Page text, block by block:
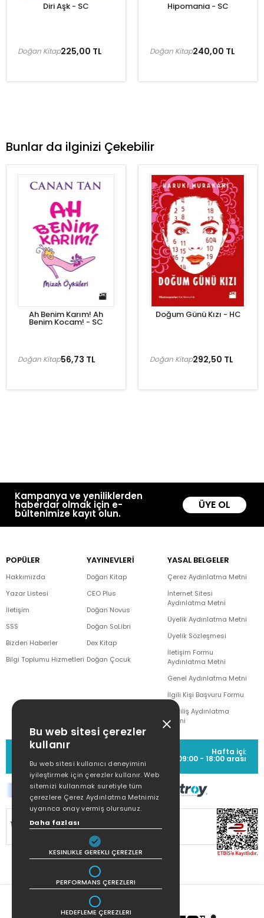
Diri Aşk - SC
225,00 TL
Doğan Kitap
Hipomania - SC
240,00 TL
Doğan Kitap
Bunlar da ilginizi Çekebilir
Ah Benim Karım! Ah
Benim Kocam! - SC
56,73 TL
Doğan Kitap
Doğum Günü Kızı - HC
292,50 TL
Doğan Kitap
Kampanya ve yeniliklerden
haberdar olmak için e-
bültenimize kayıt olun.
ÜYE OL
POPÜLER
Hakkımızda
Yazar Listesi
İletişim
SSS
Bizden Haberler
Bilgi Toplumu Hizmetleri
YAYINEVLERİ
Doğan Kitap
CEO Plus
Doğan Novus
Doğan SoLibri
Dex Kitap
Doğan Çocuk
YASAL BELGELER
Çerez Aydınlatma Metni
İnternet Sitesi
Aydınlatma Metni
Üyelik Aydınlatma Metni
Üyelik Sözleşmesi
İletişim Formu
Aydınlatma Metni
Genel Aydınlatma Metni
İlgili Kişi Başvuru Formu
Çekiliş Aydınlatma
Metni
MÜŞTERİ HİZMETLERİ
(0212) 373 77 00
Hafta içi:
09:00 - 18:00 arası
SİTEMİZ
KORUNMAKTADIR.
Bu web sitesi çerezler
kullanır
Bu web sitesi kullanıcı deneyimini
iyileştirmek için çerezler kullanır. Web
sitemizi kullanmak suretiyle tüm
çerezlere Çerez Aydınlatma Metnimiz
uyarınca onay vermiş olursunuz.
Daha fazlası
KESINLIKLE GEREKLI ÇEREZLER
PERFORMANS ÇEREZLERI
HEDEFLEME ÇEREZLERI